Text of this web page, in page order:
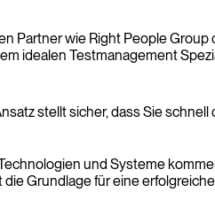
Partner wie Right People
idealen Testmanagement
stellt sicher, dass Sie
und Systeme
Grundlage für eine